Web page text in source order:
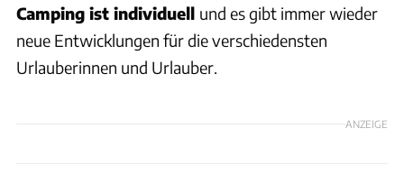
Camping ist individuell und es gibt immer wieder
neue Entwicklungen für die verschiedensten
Urlauberinnen und Urlauber.
ANZEIGE